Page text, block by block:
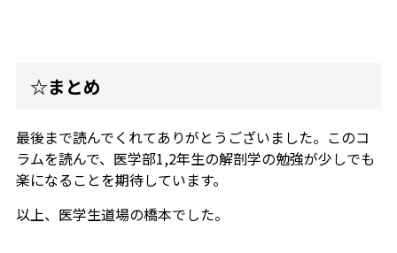
☆まとめ
最後まで読んでくれてありがとうございました。このコ
ラムを読んで、医学部1,2年生の解剖学の勉強が少しでも
楽になることを期待しています。
以上、医学生道場の橋本でした。